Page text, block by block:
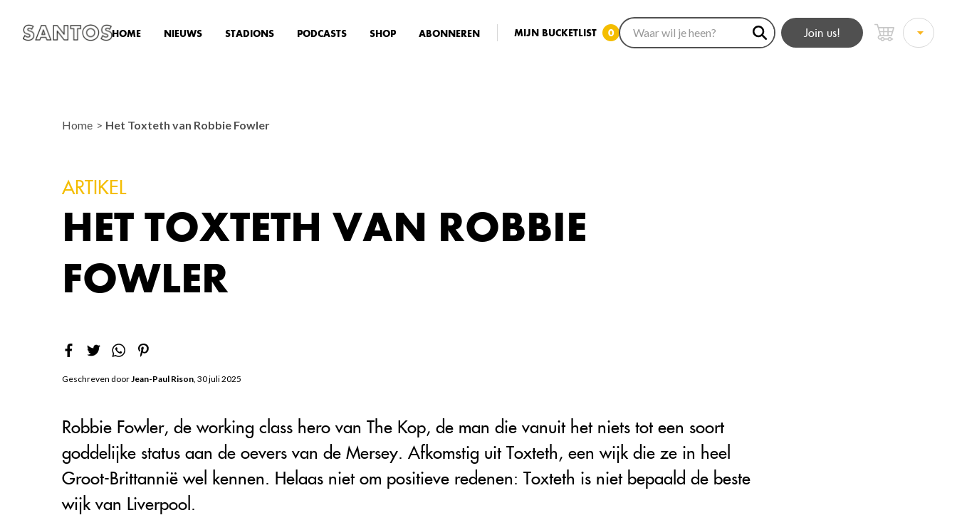
HOME NIEUWS STADIONS PODCASTS SHOP ABONNEREN MIJN BUCKETLIST 0 Join us!
Home Het Toxteth van Robbie Fowler
ARTIKEL
HET TOXTETH VAN ROBBIE
FOWLER
Geschreven doorJean-Paul Rison, 30 juli 2025
Robbie Fowler, de working class hero van The Kop, de man die vanuit het niets tot een soort
goddelijke status aan de oevers van de Mersey. Afkomstig uit Toxteth, een wijk die ze in heel
Groot-Brittannië wel kennen. Helaas niet om positieve redenen: Toxteth is niet bepaald de beste
wijk van Liverpool.